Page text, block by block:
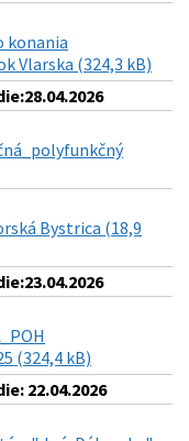
konania
Vlarska (324,3 kB)
Bystrica (18,9
(324,4 kB)
22.04.2026